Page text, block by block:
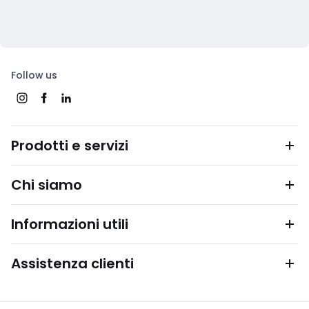
Follow us
Prodotti e servizi
Chi siamo
Informazioni utili
Assistenza clienti